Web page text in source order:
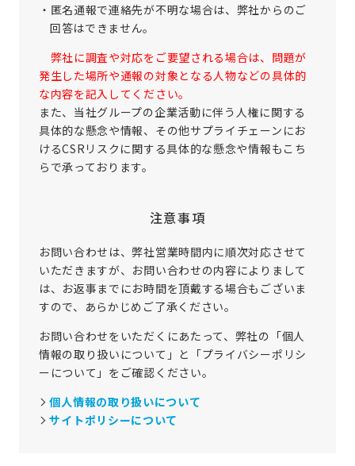
・匿名通報で連絡先が不明な場合は、弊社からのご
回答はできません。
弊社に調査や対応をご要望される場合は、問題が
発生した場所や通報の対象となる人物などの具体的
な内容を記入してください。
また、当社グループの企業活動に伴う人権に関する
具体的な懸念や情報、その他サプライチェーンにお
けるCSRリスクに関する具体的な懸念や情報もこち
らで承っております。
注意事項
お問い合わせは、弊社営業時間内に順次対応させて
いただきますが、お問い合わせの内容によりまして
は、お返事までにお時間を頂戴する場合もございま
すので、あらかじめご了承ください。
お問い合わせをいただくにあたって、弊社の「個人
情報の取り扱いについて」と「プライバシーポリシ
ーについて」をご確認ください。
個人情報の取り扱いについて
サイトポリシーについて